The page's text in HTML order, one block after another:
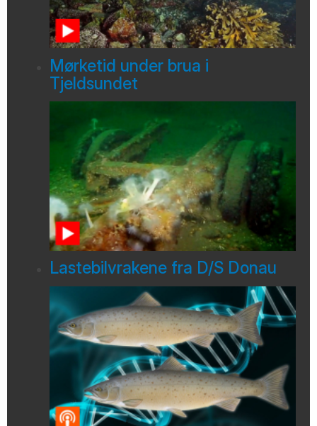
Mørketid under brua i
Tjeldsundet
Lastebilvrakene fra D/S Donau